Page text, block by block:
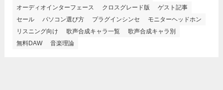
オーディオインターフェース
クロスグレード版
ゲスト記事
セール
パソコン選び方 プラグインシンセ
モニターヘッドホン
リスニング向け
歌声合成キャラ一覧
歌声合成キャラ別
無料DAW
音楽理論